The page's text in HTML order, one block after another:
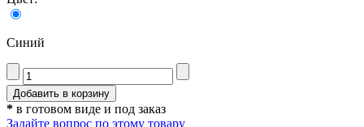
Синий
* в готовом виде и под заказ
Задайте вопрос по этому товару